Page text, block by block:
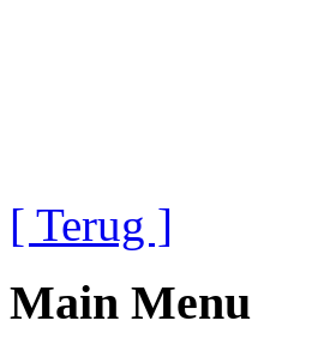
[ Terug ]
Main Menu